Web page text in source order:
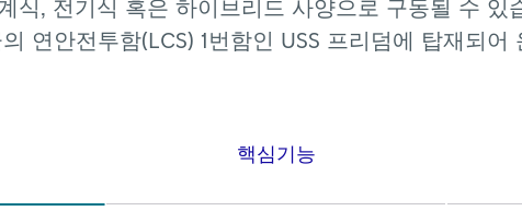
식, 전기식 혹은 하이브리드 사양으로 구동될 수 있
연안전투함(LCS) 1번함인 USS 프리덤에 탑재되어
핵심기능